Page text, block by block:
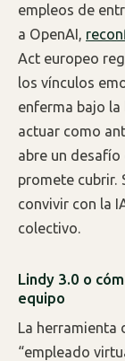
empleos de
a OpenAI,
Act europeo
los vínculos
enferma bajo
actuar como
abre un
promete cubrir.
convivir con la
colectivo.
Lindy 3.0 o
equipo
La herramienta
“empleado